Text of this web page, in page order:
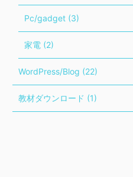
Pc/gadget (3)
家電 (2)
WordPress/Blog (22)
教材ダウンロード (1)